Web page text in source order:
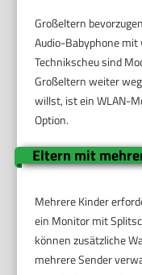
Großeltern
Audio-Babyphone
Technikscheu sind
Großeltern weiter
willst, ist ein WLAN-
Option.
Eltern mit
Mehrere Kinder
ein Monitor mit
können zusätzliche
mehrere Sender